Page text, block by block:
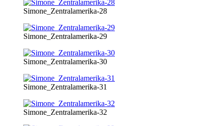
Simone_Zentralamerika-28
Simone_Zentralamerika-29
Simone_Zentralamerika-30
Simone_Zentralamerika-31
Simone_Zentralamerika-32